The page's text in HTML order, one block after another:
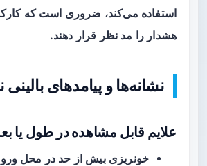
استفاده می‌کند، ضروری است که
هشدار را مد نظر قرار دهند.
نشانه‌ها و پیامدهای
علایم قابل مشاهده در طول یا
خونریزی بیش از حد در محل